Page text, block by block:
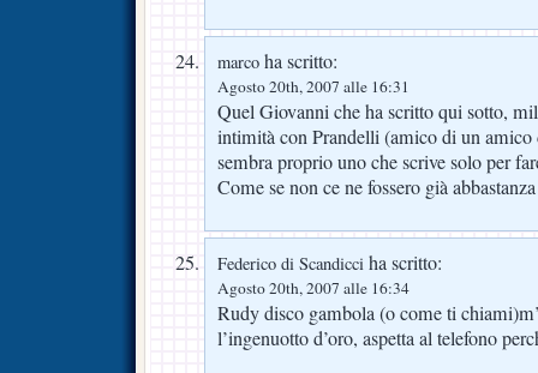
marco ha scritto:
Agosto 20th, 2007 alle 16:31
Quel Giovanni che ha scritto qui sotto,
intimità con Prandelli (amico di un
sembra proprio uno che scrive solo per
Come se non ce ne fossero già
Federico di Scandicci ha scritto:
Agosto 20th, 2007 alle 16:34
Rudy disco gambola (o come ti
l’ingenuotto d’oro, aspetta al telefono